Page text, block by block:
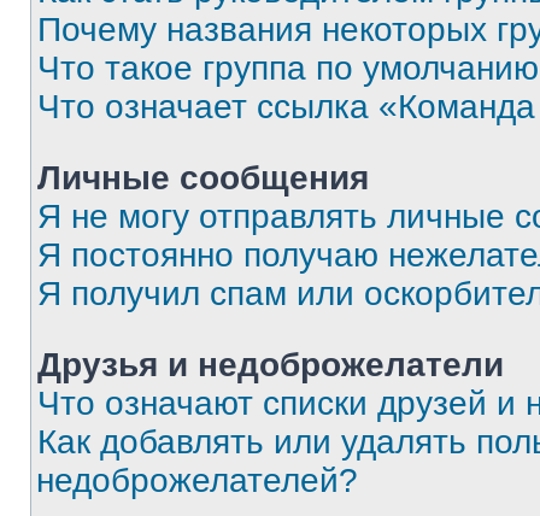
Почему названия некоторых
Что такое группа по
Что означает ссылка
Личные сообщения
Я не могу отправлять личные
Я постоянно получаю
Я получил спам или
Друзья и недоброжелатели
Что означают списки друзей и
Как добавлять или удалять
недоброжелателей?